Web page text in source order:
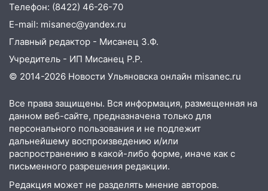
13:14
Ураган оторвал светофор на
проспекте Филатова в Ульяновске
13:12
Дерево пробило крышу дома на
Новгородской в Ульяновске и рухнуло
на электрощит
13:10 В Заволжском районе дерево
упало во дворе
13:08 Ураган ударил по Ульяновску:
сорванные крыши, поваленные деревья,
затопленные улицы и остановившиеся
трамваи
Телефон: (8422) 46-26-70
E-mail: misanec@yandex.ru
Главный редактор - Мисанец З.Ф.
Учредитель - ИП Мисанец Р.Р.
© 2014-2026 Новости Ульяновска онлайн misanec.ru
Все права защищены. Вся информация, размещенная на
данном веб-сайте, предназначена только для
персонального пользования и не подлежит
дальнейшему воспроизведению и/или
распространению в какой-либо форме, иначе как с
письменного разрешения редакции.
Редакция может не разделять мнение авторов.